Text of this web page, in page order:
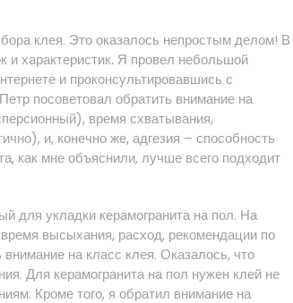
клея. Это оказалось непростым делом! В
и характеристик. Я провел небольшой
и проконсультировавшись с
посоветовал обратить внимание на
время схватывания,
и, конечно же, адгезия – способность
как мне объяснили, лучше всего подходит
для укладки керамогранита на пол. На
высыхания, расход, рекомендации по
на класс клея. Оказалось, что
Для керамогранита на пол нужен клей не
Кроме того, я обратил внимание на